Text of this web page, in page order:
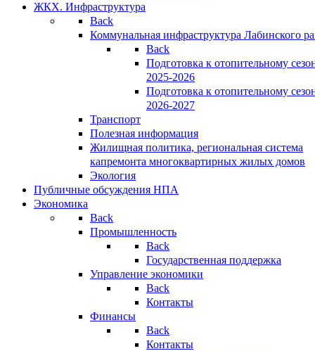
ЖКХ. Инфраструктура
Back
Коммунальная инфраструктура Лабинского
Back
Подготовка к отопительному
2025-2026
Подготовка к отопительному
2026-2027
Транспорт
Полезная информация
Жилищная политика, региональная система
капремонта многоквартирных жилых домов
Экология
Публичные обсуждения НПА
Экономика
Back
Промышленность
Back
Государственная поддержка
Управление экономики
Back
Контакты
Финансы
Back
Контакты